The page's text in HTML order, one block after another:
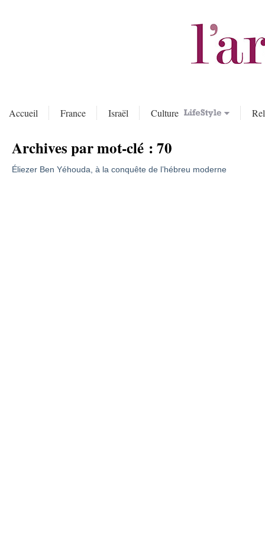
Accueil France Israël Culture
Archives par mot-clé :70
Éliezer Ben Yéhouda, à la conquête de l’hébreu moderne